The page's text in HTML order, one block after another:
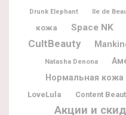
Drunk Elephant Ile de
кожа
Space NK
CultBeauty
Natasha Denona
Нормальная кожа
LoveLula Content
Акции и